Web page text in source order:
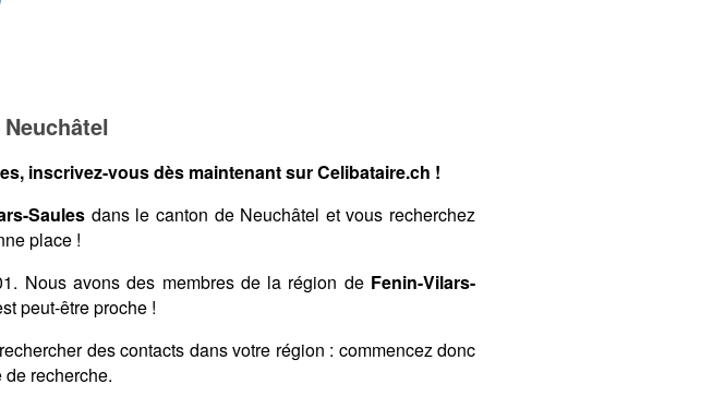
inscrivez-vous dès maintenant sur Celibataire.ch !
Saules dans le canton de Neuchâtel et vous recherchez
place !
Nous avons des membres de la région de Fenin-Vilars-
peut-être proche !
des contacts dans votre région : commencez donc
de recherche.